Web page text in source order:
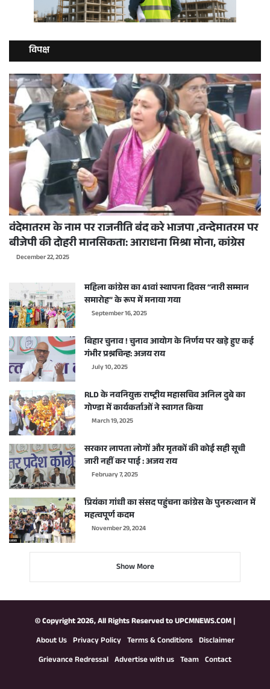
विपक्ष
वंदेमातरम के नाम पर राजनीति बंद करे भाजपा ,वन्देमातरम पर
बीजेपी की दोहरी मानसिकता: आराधना मिश्रा मोना, कांग्रेस
December 22, 2025
महिला कांग्रेस का 41वां स्थापना दिवस “नारी सम्मान
समारोह” के रूप में मनाया गया
September 16, 2025
बिहार चुनाव ! चुनाव आयोग के निर्णय पर खड़े हुए कई
गंभीर प्रश्नचिन्ह: अजय राय
July 10, 2025
RLD के नवनियुक्त राष्ट्रीय महासचिव अनिल दुबे का
गोण्डा में कार्यकर्ताओं ने स्वागत किया
March 19, 2025
सरकार लापता लोगों और मृतकों की कोई सही सूची
जारी नहीं कर पाई : अजय राय
February 7, 2025
प्रियंका गांधी का संसद पहुंचना कांग्रेस के पुनरुत्थान में
महत्वपूर्ण कदम
November 29, 2024
Show More
© Copyright 2026, All Rights Reserved toUPCMNEWS.COM|
About Us Privacy Policy Terms & Conditions Disclaimer
Grievance Redressal Advertise with us Team Contact